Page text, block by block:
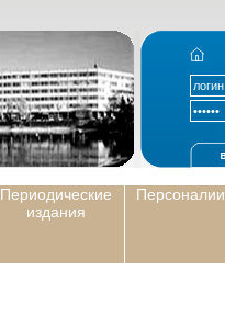
Периодические
издания
Персоналии